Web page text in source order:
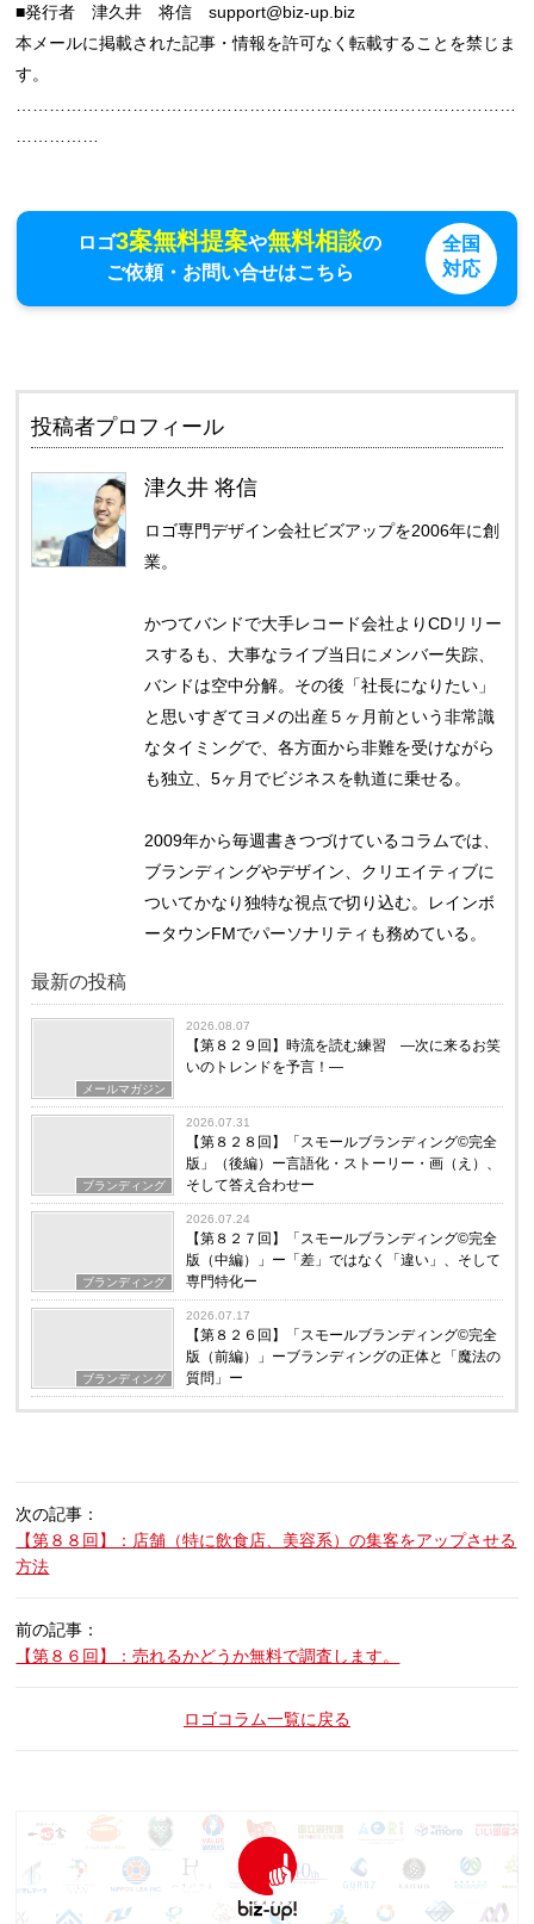
■発行者 津久井 将信 support@biz-up.biz
本メールに掲載された記事・情報を許可なく転載することを禁じま
す。
ロゴ3案無料提案や無料相談の
ご依頼・お問い合せはこちら
全国
対応
投稿者プロフィール
津久井 将信
ロゴ専門デザイン会社ビズアップを2006年に創
業。
かつてバンドで大手レコード会社よりCDリリー
スするも、大事なライブ当日にメンバー失踪、
バンドは空中分解。その後「社長になりたい」
と思いすぎてヨメの出産５ヶ月前という非常識
なタイミングで、各方面から非難を受けながら
も独立、5ヶ月でビジネスを軌道に乗せる。
2009年から毎週書きつづけているコラムでは、
ブランディングやデザイン、クリエイティブに
ついてかなり独特な視点で切り込む。レインボ
ータウンFMでパーソナリティも務めている。
最新の投稿
メールマガジン
2026.08.07
【第８２９回】時流を読む練習 ―次に来るお笑
いのトレンドを予言！―
ブランディング
2026.07.31
【第８２８回】「スモールブランディング©完全
版」（後編）ー言語化・ストーリー・画（え）、
そして答え合わせー
ブランディング
2026.07.24
【第８２７回】「スモールブランディング©完全
版（中編）」ー「差」ではなく「違い」、そして
専門特化ー
ブランディング
2026.07.17
【第８２６回】「スモールブランディング©完全
版（前編）」ーブランディングの正体と「魔法の
質問」ー
次の記事：
【第８８回】：店舗（特に飲食店、美容系）の集客をアップさせる
方法
前の記事：
【第８６回】：売れるかどうか無料で調査します。
ロゴコラム一覧に戻る